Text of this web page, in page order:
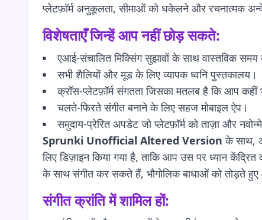
प्लेटफ़ॉर्म अनुकूलता, सीमाओं को धकेलने और रचनात्मक
विशेषताएँ जिन्हें आप नहीं छोड़ सकते:
एआई-संचालित मिक्सिंग सुझावों के साथ वास्तविक समय
सभी शैलियों और मूड के लिए व्यापक ध्वनि पुस्तकालय।
क्रॉस-प्लेटफ़ॉर्म संगतता जिसका मतलब है कि आप कहीं
चलते-फिरते संगीत बनाने के लिए सहज मोबाइल ऐप।
समुदाय-प्रेरित अपडेट जो प्लेटफ़ॉर्म को ताज़ा और
Sprunki Unofficial Altered Version के साथ,
लिए डिज़ाइन किया गया है, ताकि आप उस पर ध्यान
के साथ संगीत कर सकते हैं, भौगोलिक बाधाओं को तोड़ते
संगीत क्रांति में शामिल हों: